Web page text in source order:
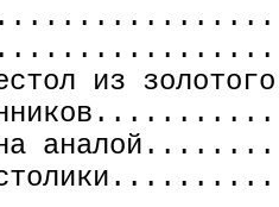
престол из
на
на